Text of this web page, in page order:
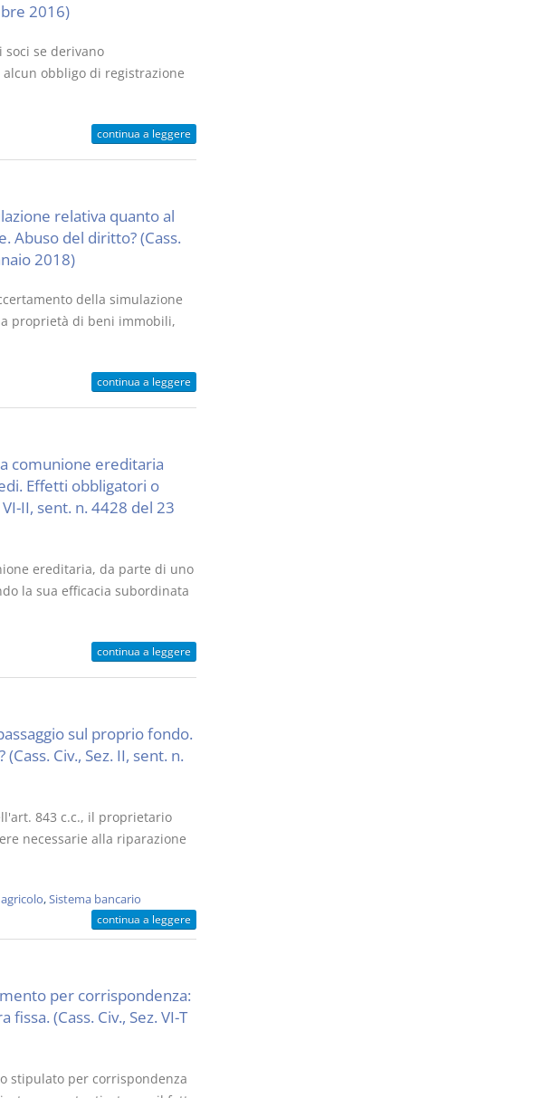
2016)
se derivano
obbligo di registrazione
continua a leggere
relativa quanto al
Abuso del diritto? (Cass.
2018)
della simulazione
proprietà di beni immobili,
continua a leggere
comunione ereditaria
Effetti obbligatori o
II, sent. n. 4428 del 23
ereditaria, da parte di uno
la sua efficacia subordinata
continua a leggere
sul proprio fondo.
Civ., Sez. II, sent. n.
843 c.c., il proprietario
necessarie alla riparazione
,Sistema bancario
continua a leggere
per corrispondenza:
(Cass. Civ., Sez. VI-T
stipulato per corrispondenza